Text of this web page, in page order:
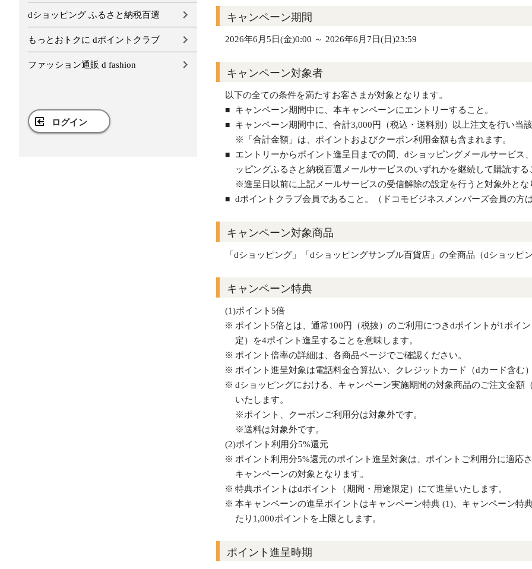
dショッピング ふるさと納税百選
もっとおトクに dポイントクラブ
ファッション通販 d fashion
ログイン
キャンペーン期間
2026年6月5日(金)0:00 ～ 2026年6月7日(日)23:59
キャンペーン対象者
以下の全ての条件を満たすお客さまが対象となります。
キャンペーン期間中に、本キャンペーンにエントリーすること。
キャンペーン期間中に、合計3,000円（税込・送料別）以上注文を行い当
※「合計金額」は、ポイントおよびクーポン利用金額も含まれます。
エントリーからポイント進呈日までの間、dショッピングメールサービス
ッピングふるさと納税百選メールサービスのいずれかを継続して購読する
※進呈日以前に上記メールサービスの受信解除の設定を行うと対象外とな
dポイントクラブ会員であること。（ドコモビジネスメンバーズ会員の方
キャンペーン対象商品
「dショッピング」「dショッピングサンプル百貨店」の全商品（dショッピ
キャンペーン特典
(1)ポイント5倍
ポイント5倍とは、通常100円（税抜）のご利用につきdポイントが1ポイ
定）を4ポイント進呈することを意味します。
ポイント倍率の詳細は、各商品ページでご確認ください。
ポイント進呈対象は電話料金合算払い、クレジットカード（dカード含む
dショッピングにおける、キャンペーン実施期間の対象商品のご注文金額
いたします。
※ポイント、クーポンご利用分は対象外です。
※送料は対象外です。
(2)ポイント利用分5%還元
ポイント利用分5%還元のポイント進呈対象は、ポイントご利用分に適応
キャンペーンの対象となります。
特典ポイントはdポイント（期間・用途限定）にて進呈いたします。
本キャンペーンの進呈ポイントはキャンペーン特典 (1)、キャンペーン特
たり1,000ポイントを上限とします。
ポイント進呈時期